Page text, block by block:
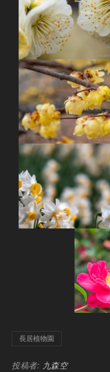
長居植物園
投稿者: 九森空